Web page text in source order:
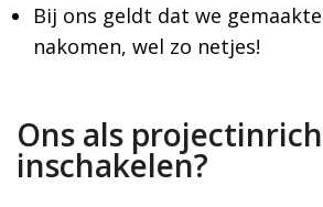
Bij ons geldt dat we
nakomen, wel zo netjes!
Ons als
inschakelen?